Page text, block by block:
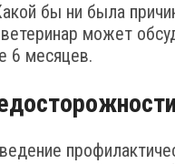
бы ни была
может
6 месяцев.